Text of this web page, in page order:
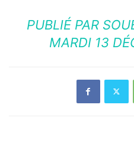
PUBLIÉ PAR
MARDI 13